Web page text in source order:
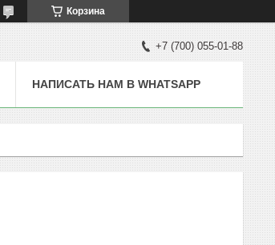
Корзина
+7 (700) 055-01-88
НАПИСАТЬ НАМ В WHATSAPP